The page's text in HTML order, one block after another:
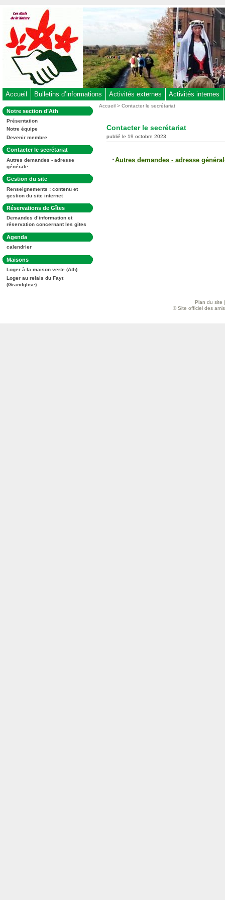
au
contenu
-
Aller
au
menu
-
à
la
recherche
Accueil Bulletins d’informations Activités externes Activités internes
Dans
la
rubrique
:
Notre section d’Ath
Présentation
Notre équipe
Devenir membre
Dans
la
rubrique
:
Contacter le secrétariat
Autres demandes - adresse
générale
Dans
la
rubrique
:
Gestion du site
Renseignements : contenu et
gestion du site internet
Dans
la
rubrique
:
Réservations de Gîtes
Demandes d’information et
réservation concernant les gites
Dans
la
rubrique
:
Agenda
calendrier
Dans
la
rubrique
:
Maisons
Loger à la maison verte (Ath)
Loger au relais du Fayt
(Grandglise)
Vous
Accueil >Contacter le secrétariat
Contacter le secrétariat
publié le 19 octobre 2023
Autres demandes - adresse
Plan du site
© Site officiel des